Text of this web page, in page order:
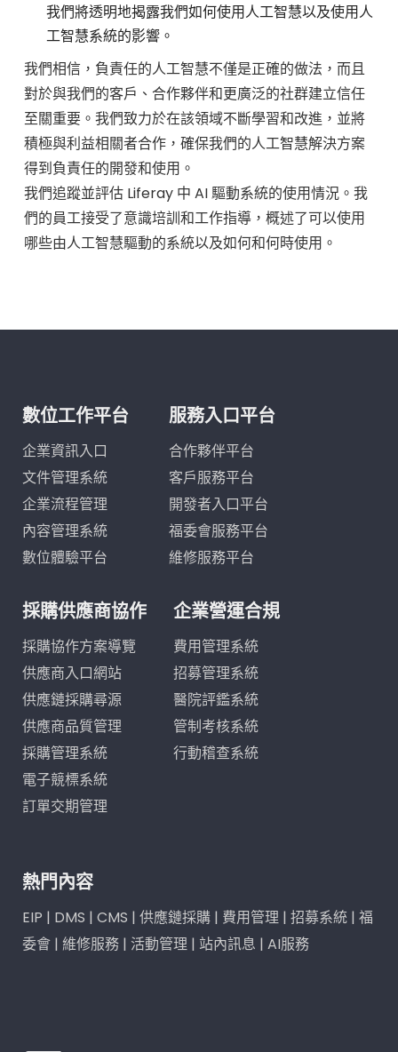
我們將透明地揭露我們如何使用人工智慧以及使用人
工智慧系統的影響。
我們相信，負責任的人工智慧不僅是正確的做法，而且
對於與我們的客戶、合作夥伴和更廣泛的社群建立信任
至關重要。我們致力於在該領域不斷學習和改進，並將
積極與利益相關者合作，確保我們的人工智慧解決方案
得到負責任的開發和使用。
我們追蹤並評估 Liferay 中 AI 驅動系統的使用情況。我
們的員工接受了意識培訓和工作指導，概述了可以使用
哪些由人工智慧驅動的系統以及如何和何時使用。
數位工作平台
企業資訊入口
文件管理系統
企業流程管理
內容管理系統
數位體驗平台
服務入口平台
合作夥伴平台
客戶服務平台
開發者入口平台
福委會服務平台
維修服務平台
採購供應商協作
採購協作方案導覽
供應商入口網站
供應鏈採購尋源
供應商品質管理
採購管理系統
電子競標系統
訂單交期管理
企業營運合規
費用管理系統
招募管理系統
醫院評鑑系統
管制考核系統
行動稽查系統
熱門內容
EIP | DMS | CMS | 供應鏈採購| 費用管理| 招募系統| 福
委會| 維修服務| 活動管理| 站內訊息 | AI服務